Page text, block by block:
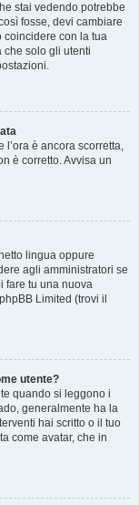
stai vedendo potrebbe
fosse, devi cambiare
coincidere con la tua
che solo gli utenti
l’ora è ancora scorretta,
è corretto. Avvisa un
lingua oppure
agli amministratori se
fare tu una nuova
Limited (trovi il
utente?
quando si leggono i
generalmente ha la
hai scritto o il tuo
come avatar, che in